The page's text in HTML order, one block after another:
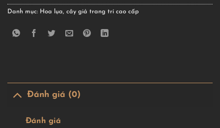
Danh mục: Hoa lụa, cây giả trang trí cao cấp
Đánh giá (0)
Đánh giá